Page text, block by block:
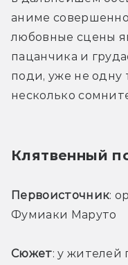
аниме
любовные сцены
пацанчика и
поди, уже не одну
несколько
Клятвенный
Первоисточник:
Фумиаки Маруто
Сюжет: у жителей